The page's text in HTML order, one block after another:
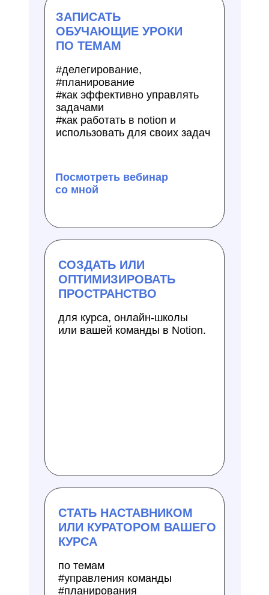
СОЗДАТЬ ИЛИ
ОПТИМИЗИРОВАТЬ
ПРОСТРАНСТВО
для курса, онлайн-школы
или вашей команды в Notion.
Посмотреть вебинар
со мной
ЗАПИСАТЬ
ОБУЧАЮЩИЕ УРОКИ
ПО ТЕМАМ
#делегирование,
#планирование
#как эффективно управлять
задачами
#как работать в notion и
использовать для своих задач
СТАТЬ НАСТАВНИКОМ
ИЛИ КУРАТОРОМ ВАШЕГО
КУРСА
по темам
#управления команды
#планирования